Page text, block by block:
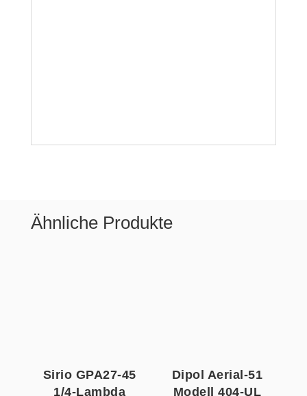
Ähnliche Produkte
Sirio GPA27-45
1/4-Lambda
Dipol Aerial-51
Modell 404-UL